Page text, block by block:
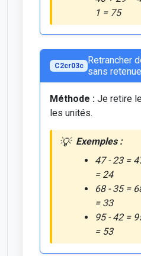
1 = 75
C2cr03c
Retrancher
sans retenue
Méthode :Je retire
les unités.
Exemples :
47 - 23 =
= 24
68 - 35 =
= 33
95 - 42 =
= 53